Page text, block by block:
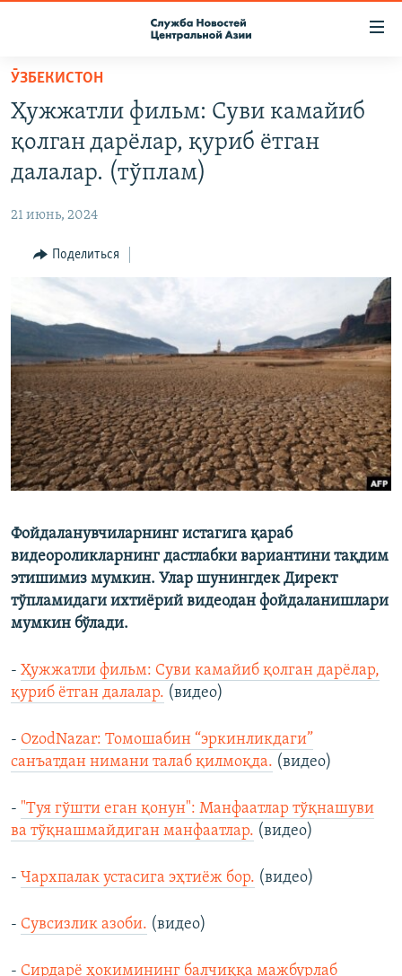
Вернуться
основному
содержанию
главной
Вернутся
ПОДПИСКА
НАСТОЯЩЕЕ ВРЕМЯ
МИГРАНТ МЕДИА
ӮЗБЕКИСТОН
Ҳужжатли фильм: Суви камайиб
қолган дарёлар, қуриб ётган
далалар. (тўплам)
21 июнь, 2024
Поделиться
Фойдаланувчиларнинг истагига қараб
видеороликларнинг дастлабки вариантини тақдим
этишимиз мумкин. Улар шунингдек Директ
тўпламидаги ихтиёрий видеодан фойдаланишлари
мумкин бўлади.
- Ҳужжатли фильм: Суви камайиб қолган дарёлар,
қуриб ётган далалар. (видео)
- OzodNazar: Томошабин “эркинликдаги”
санъатдан нимани талаб қилмоқда. (видео)
- "Туя гўшти еган қонун": Манфаатлар тўқнашуви
ва тўқнашмайдиган манфаатлар. (видео)
- Чархпалак устасига эҳтиёж бор. (видео)
- Сувсизлик азоби. (видео)
- Сирдарё ҳокимининг балчиққа мажбурлаб